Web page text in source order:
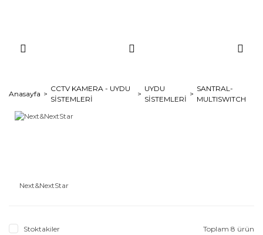
Anasayfa
CCTV KAMERA - UYDU
SİSTEMLERİ
UYDU
SİSTEMLERİ
SANTRAL-
MULTISWITCH
Next&NextStar
Stoktakiler Toplam 8 ürün